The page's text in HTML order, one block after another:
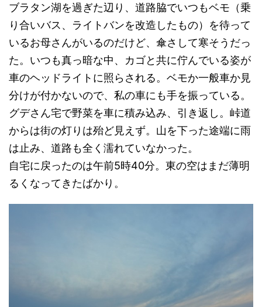
ブラタン湖を過ぎた辺り、道路脇でいつもベモ（乗
り合いバス、ライトバンを改造したもの）を待って
いるお母さんがいるのだけど、傘さして寒そうだっ
た。いつも真っ暗な中、カゴと共に佇んでいる姿が
車のヘッドライトに照らされる。ベモか一般車か見
分けが付かないので、私の車にも手を振っている。
グデさん宅で野菜を車に積み込み、引き返し。峠道
からは街の灯りは殆ど見えず。山を下った途端に雨
は止み、道路も全く濡れていなかった。
自宅に戻ったのは午前5時40分。東の空はまだ薄明
るくなってきたばかり。